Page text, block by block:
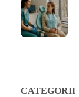
CATEGORII